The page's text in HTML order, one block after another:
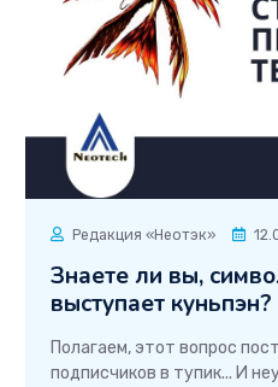
Редакция «Неотэк»
Знаете ли вы,
выступает куньпэн?
Полагаем, этот вопрос
подписчиков в тупик... И